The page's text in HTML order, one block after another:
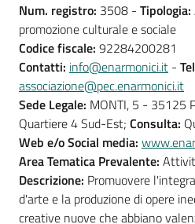
Num. registro: 3508 - Tipologia:
promozione culturale e sociale
Codice fiscale: 92284200281
Contatti: info@enarmonici.it -
associazione@pec.enarmonici.it
Sede Legale: MONTI, 5 - 35125
Quartiere 4 Sud-Est; Consulta:
Web e/o Social media:
Area Tematica Prevalente:
Descrizione: Promuovere
d'arte e la produzione di opere
creative nuove che abbiano